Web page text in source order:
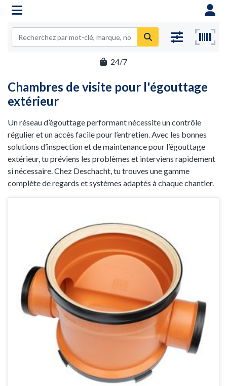
24/7
Chambres de visite pour l'égouttage
extérieur
Un réseau d’égouttage performant nécessite un contrôle
régulier et un accès facile pour l’entretien. Avec les bonnes
solutions d’inspection et de maintenance pour l’égouttage
extérieur, tu préviens les problèmes et interviens rapidement
si nécessaire. Chez Deschacht, tu trouves une gamme
complète de regards et systèmes adaptés à chaque chantier.